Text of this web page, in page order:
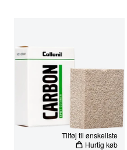
EU STØRRELSER
Tilføj til ønskeliste
Hurtig køb